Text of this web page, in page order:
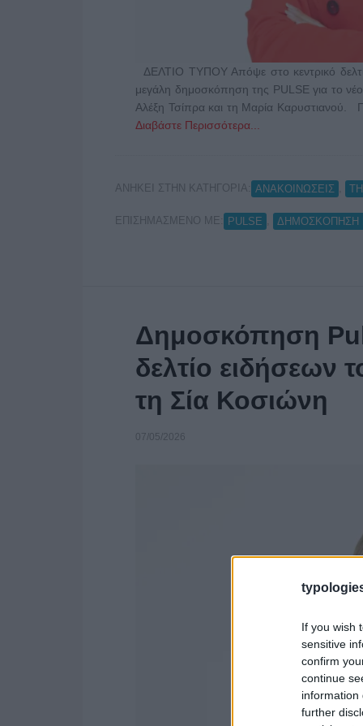
If you wish
sensitive
confirm
continue
information
further
ΔΕΛΤΙΟ ΤΥΠΟΥ Απόψε στο κεντρικό
μεγάλη δημοσκόπηση της PULSE για το
Αλέξη Τσίπρα και τη Μαρία
Διαβάστε Περισσότερα...
ΑΝΗΚΕΙ ΣΤΗΝ ΚΑΤΗΓΟΡΙΑ: ΑΝΑΚΟΙΝΩΣΕΙΣ
ΕΠΙΣΗΜΑΣΜΕΝΟ ΜΕ: PULSE ΔΗΜΟΣΚΟΠΗΣΗ
Δημοσκόπηση
δελτίο ειδήσεων
τη Σία Κοσιώνη
07/05/2026